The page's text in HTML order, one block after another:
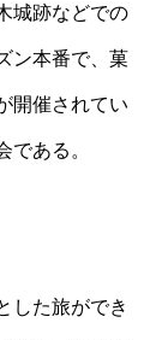
城跡などでの
ン本番で、菓
開催されてい
である。
した旅ができ